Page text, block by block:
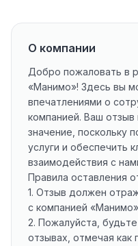
О компании
Добро пожаловать в
«Манимо»! Здесь вы
впечатлениями о
компанией. Ваш
значение, поскольку
услуги и обеспечить
взаимодействия с
Правила оставления
1. Отзыв должен
с компанией
2. Пожалуйста,
отзывах, отмечая как